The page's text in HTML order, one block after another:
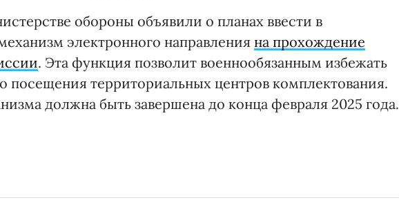
обороны объявили о планах ввести в
электронного направления на прохождение
. Эта функция позволит военнообязанным избежать
посещения территориальных центров комплектования.
должна быть завершена до конца февраля 2025 года.